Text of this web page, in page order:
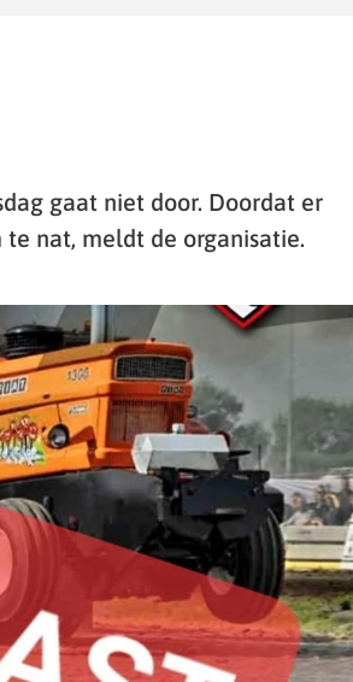
gaat niet door. Doordat er
nat, meldt de organisatie.